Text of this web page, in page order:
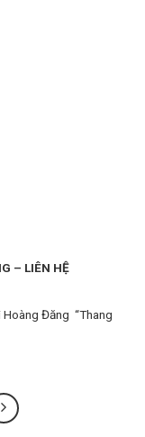
– LIÊN HỆ
Hoàng Đăng “Thang